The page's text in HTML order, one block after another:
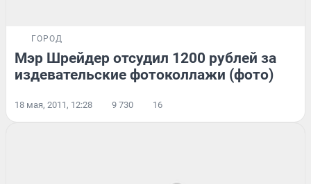
ГОРОД
Мэр Шрейдер отсудил 1200 рублей за
издевательские фотоколлажи (фото)
18 мая, 2011, 12:28 9 730 16